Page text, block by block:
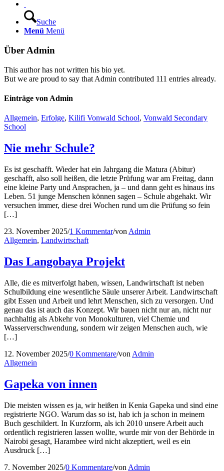
Suche
Menü Menü
Über Admin
This author has not written his bio yet.
But we are proud to say that Admin contributed 111 entries already.
Einträge von Admin
Allgemein, Erfolge, Kilifi Vonwald School, Vonwald Secondary
School
Nie mehr Schule?
Es ist geschafft. Wieder hat ein Jahrgang die Matura (Abitur)
geschafft, also soll heißen, die letzte Prüfung war am Freitag, dann
eine kleine Party und Ansprachen, ja – und dann geht es hinaus ins
Leben. 51 junge Menschen können sagen – Schule abgehakt. Wir
versuchen immer, diese drei Wochen rund um die Prüfung so fein
[…]
23. November 2025/1 Kommentar/von Admin
Allgemein, Landwirtschaft
Das Langobaya Projekt
Alle, die es mitverfolgt haben, wissen, Landwirtschaft ist neben
Schulbildung eine wesentliche Säule unserer Arbeit. Landwirtschaft
gibt Essen und Arbeit und lehrt Menschen, sich zu versorgen. Und
genau das ist auch das Konzept. Wir bauen nicht nur an, nicht nur
nachhaltig als Abkehr von Monokulturen, viel Chemie und
Wasserverschwendung, sondern wir zeigen Menschen auch, wie
[…]
12. November 2025/0 Kommentare/von Admin
Allgemein
Gapeka von innen
Die meisten wissen es ja, wir heißen in Kenia Gapeka und sind eine
registrierte NGO. Warum das so ist, hab ich ja schon in meinem
Buch geschildert. In Kurzform, als ich 2010 unsere Arbeit auch
ordentlich registrieren lassen wollte, wurde mir von der Behörde in
Nairobi gesagt, Harambee wird nicht akzeptiert, weil es ein
Ausdruck […]
7. November 2025/0 Kommentare/von Admin